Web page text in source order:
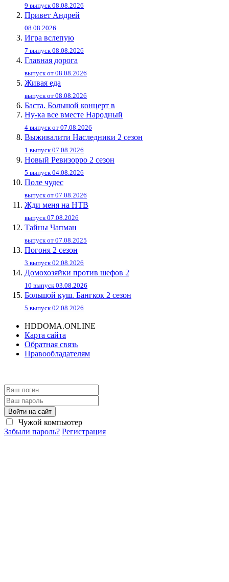
9 выпуск 08.08.2026
Привет Андpей
08.08.2026
Игра вслепую
7 выпуск 08.08.2026
Главная дорога
выпуск от 08.08.2026
Живaя eдa
выпуск от 08.08.2026
Баста. Большой концерт в
Ну-ка все вместе Народный
4 выпуск от 07.08.2026
Выживалити Наследники 2 сезон
1 выпуск 07.08.2026
Новый Ревизорро 2 сезон
5 выпуск 04.08.2026
Поле чудес
выпуск от 07.08.2026
Жди меня на НТВ
выпуск 07.08.2026
Тайны Чапман
выпуск от 07.08.2025
Погоня 2 сезон
3 выпуск 02.08.2026
Домохозяйки против шефов 2
10 выпуск 03.08.2026
Большой куш. Бангкок 2 сезон
5 выпуск 02.08.2026
HDDOMA.ONLINE
Карта сайта
Обратная связь
Правообладателям
Войти на сайт
Чужой компьютер
Забыли пароль? Регистрация